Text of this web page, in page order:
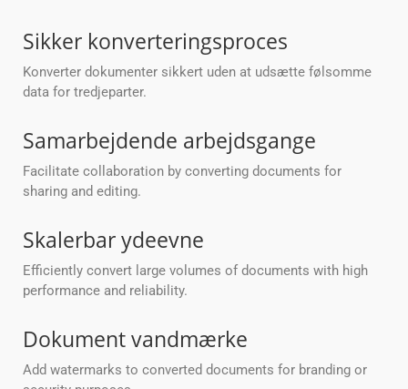
Sikker konverteringsproces
Konverter dokumenter sikkert uden at udsætte følsomme
data for tredjeparter.
Samarbejdende arbejdsgange
Facilitate collaboration by converting documents for
sharing and editing.
Skalerbar ydeevne
Efficiently convert large volumes of documents with high
performance and reliability.
Dokument vandmærke
Add watermarks to converted documents for branding or